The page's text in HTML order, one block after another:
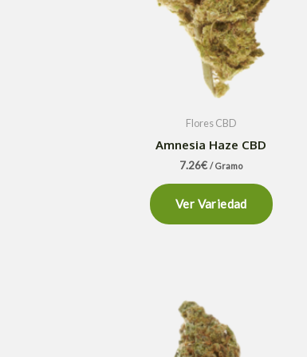
Flores CBD
Amnesia Haze CBD
7.26€ / Gramo
Ver Variedad